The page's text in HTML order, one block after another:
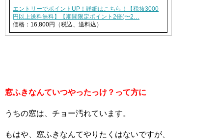
エントリーでポイントUP！詳細はこちら！【税抜3000
円以上送料無料】【期間限定ポイント2倍(〜2…
価格：16,800円（税込、送料込）
窓ふきなんていつやったっけ？って方に
うちの窓は、チョー汚れています。
もはや、窓ふきなんてやりたくはないですが、